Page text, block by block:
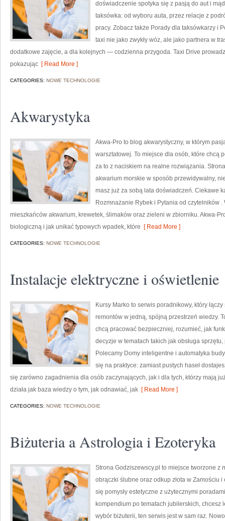
doświadczenie spotyka się z pasją do aut i
taksówka: od wyboru auta, przez relacje z
pracy. Zobacz także Porady dla taksówkarzy i
taxi nie jako zwykły wóz, ale jako partnera w
dodatkowe zajęcie, a dla kolejnych — codzienna przygoda. Taxi Drive
pokazując [ Read More ]
CATEGORIES: NOWE TECHNOLOGIE
Akwarystyka
Akwa-Pro to blog akwarystyczny, w którym
warsztatowej. To miejsce dla osób, które chcą
za to z naciskiem na realne rozwiązania.
akwarium morskie w sposób przewidywalny,
masz już za sobą lata doświadczeń. Ciekawe
Rozmnażanie Rybek i Pytania od czytelników
mieszkańców akwarium, krewetek, ślimaków oraz zieleni w zbiorniku. Akwa-
biologiczną i jak unikać typowych wpadek, które [ Read More ]
CATEGORIES: NOWE TECHNOLOGIE
Instalacje elektryczne i oświetlenie
Kursy Marko to serwis poradnikowy, który
remontów w jedną, spójną przestrzeń wiedzy.
chcą pracować bezpieczniej, rozumieć, jak
decyzje w tematach takich jak obsługa
Polecamy Domy inteligentne i automatyka
się na praktyce: zamiast pustych haseł
się zarówno zagadnienia dla osób zaczynających, jak i dla tych, którzy mają
działa jak baza wiedzy o tym, jak odnawiać, jak [ Read More ]
CATEGORIES: NOWE TECHNOLOGIE
Biżuteria a Astrologia i Ezoteryka
Strona Godziszewscy.pl to miejsce tworzone
obrączki ślubne oraz odkup złota w Zamościu
się pomysły estetyczne z użytecznymi
kompendium po tematach jubilerskich, chcesz
wybór biżuterii, ten serwis jest w sam raz.